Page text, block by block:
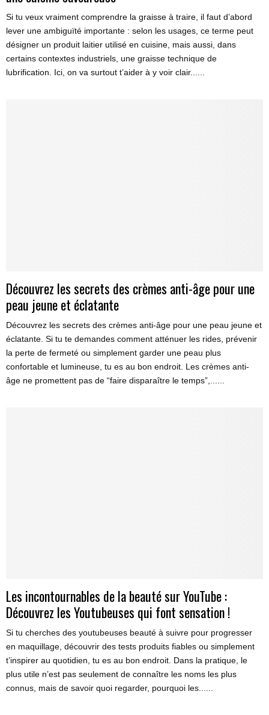
Si tu veux vraiment comprendre la graisse à traire, il faut d’abord
lever une ambiguïté importante : selon les usages, ce terme peut
désigner un produit laitier utilisé en cuisine, mais aussi, dans
certains contextes industriels, une graisse technique de
lubrification. Ici, on va surtout t’aider à y voir clair......
Découvrez les secrets des crèmes anti-âge pour une
peau jeune et éclatante
Découvrez les secrets des crèmes anti-âge pour une peau jeune et
éclatante. Si tu te demandes comment atténuer les rides, prévenir
la perte de fermeté ou simplement garder une peau plus
confortable et lumineuse, tu es au bon endroit. Les crèmes anti-
âge ne promettent pas de “faire disparaître le temps”,......
Les incontournables de la beauté sur YouTube :
Découvrez les Youtubeuses qui font sensation !
Si tu cherches des youtubeuses beauté à suivre pour progresser
en maquillage, découvrir des tests produits fiables ou simplement
t’inspirer au quotidien, tu es au bon endroit. Dans la pratique, le
plus utile n’est pas seulement de connaître les noms les plus
connus, mais de savoir quoi regarder, pourquoi les......